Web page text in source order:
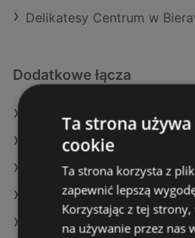
Delikatesy Centrum w
Dodatkowe łącza
Oferty Delikatesy Centrum
Oferty Stokrotka
Oferty Carrefour
Aktualne gazetki Lidl
Aktualne gazetki Żabka
Ta strona
cookie
Ta strona korzysta z
zapewnić lepszą
Korzystając z tej
na używanie przez nas